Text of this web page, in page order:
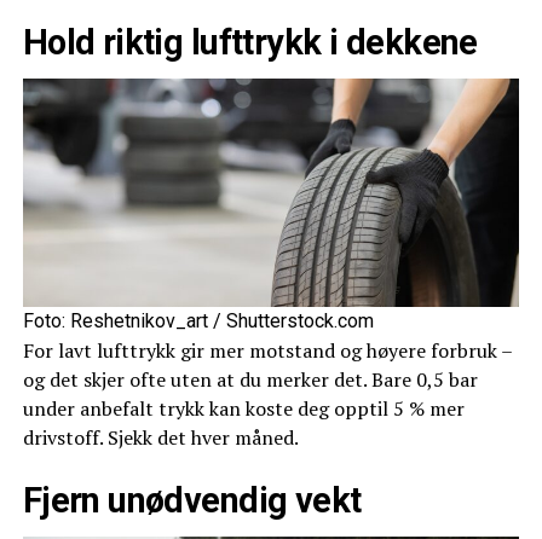
Hold riktig lufttrykk i dekkene
Foto: Reshetnikov_art / Shutterstock.com
For lavt lufttrykk gir mer motstand og høyere forbruk –
og det skjer ofte uten at du merker det. Bare 0,5 bar
under anbefalt trykk kan koste deg opptil 5 % mer
drivstoff. Sjekk det hver måned.
Fjern unødvendig vekt